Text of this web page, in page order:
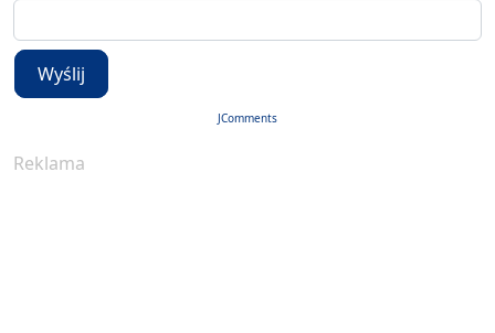
Wyślij
JComments
Reklama